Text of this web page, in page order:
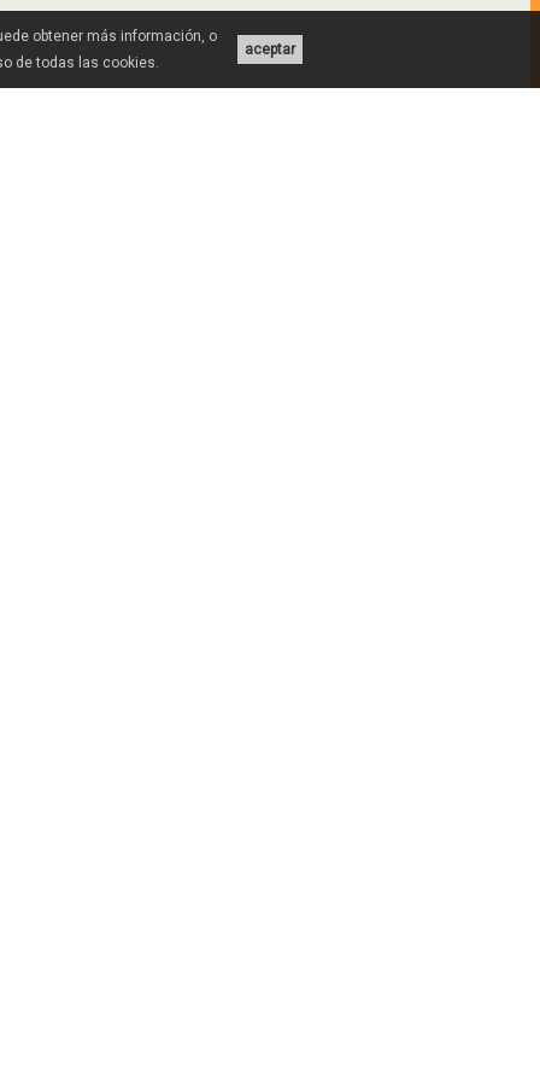
aceptar
obtener más información, o
de todas las cookies.